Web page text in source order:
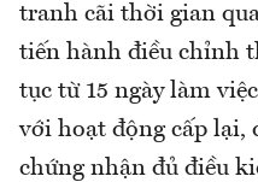
tranh cãi thời gian
tiến hành điều chỉnh
tục từ 15 ngày làm
với hoạt động cấp lại,
chứng nhận đủ điều